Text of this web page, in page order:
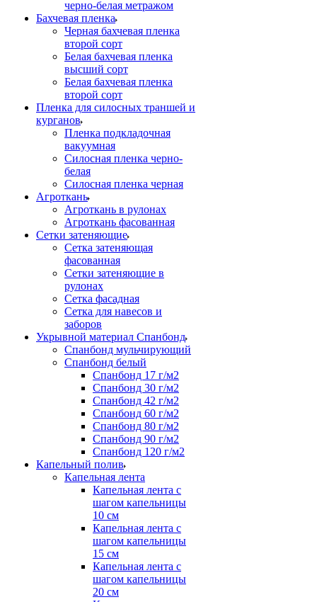
черно-белая метражом
Бахчевая пленка
Черная бахчевая пленка
второй сорт
Белая бахчевая пленка
высший сорт
Белая бахчевая пленка
второй сорт
Пленка для силосных траншей и
курганов
Пленка подкладочная
вакуумная
Силосная пленка черно-
белая
Силосная пленка черная
Агроткань
Агроткань в рулонах
Агроткань фасованная
Сетки затеняющие
Сетка затеняющая
фасованная
Сетки затеняющие в
рулонах
Сетка фасадная
Сетка для навесов и
заборов
Укрывной материал Спанбонд
Спанбонд мульчирующий
Спанбонд белый
Спанбонд 17 г/м2
Спанбонд 30 г/м2
Спанбонд 42 г/м2
Спанбонд 60 г/м2
Спанбонд 80 г/м2
Спанбонд 90 г/м2
Спанбонд 120 г/м2
Капельный полив
Капельная лента
Капельная лента с
шагом капельницы
10 см
Капельная лента с
шагом капельницы
15 см
Капельная лента с
шагом капельницы
20 см